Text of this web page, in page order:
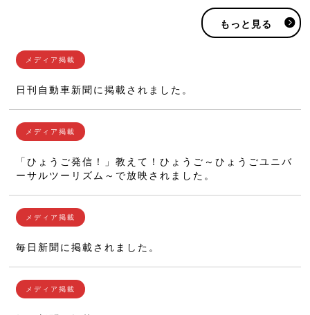
もっと見る
日刊自動車新聞に掲載されました。
「ひょうご発信！」教えて！ひょうご～ひょうごユニバ
ーサルツーリズム～で放映されました。
毎日新聞に掲載されました。